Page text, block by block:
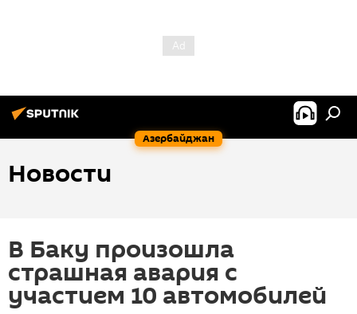
Азербайджан
Новости
В Баку произошла
страшная авария с
участием 10 автомобилей